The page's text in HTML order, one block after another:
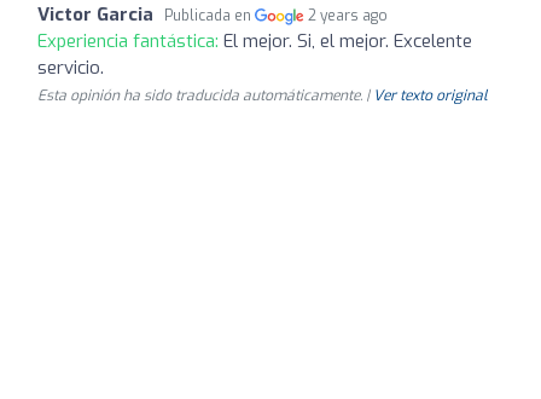
Victor Garcia Publicada en 2 years ago
Experiencia fantástica: El mejor. Si, el mejor. Excelente
servicio.
Esta opinión ha sido traducida automáticamente. | Ver texto original